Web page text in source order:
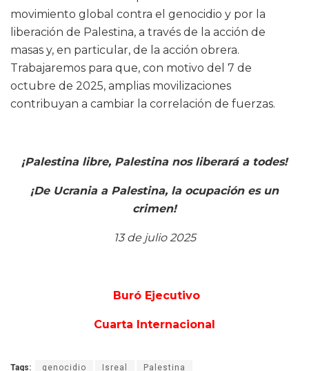
movimiento global contra el genocidio y por la
liberación de Palestina, a través de la acción de
masas y, en particular, de la acción obrera.
Trabajaremos para que, con motivo del 7 de
octubre de 2025, amplias movilizaciones
contribuyan a cambiar la correlación de fuerzas.
¡Palestina libre, Palestina nos liberará a todes!
¡De Ucrania a Palestina, la ocupación es un
crimen!
13 de julio 2025
Buró Ejecutivo
Cuarta Internacional
Tags: genocidio Isreal Palestina